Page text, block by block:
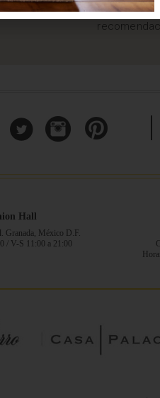
Suscríbete y recibe tips,
Hall
Granada, México D.F.
/ V-S 11:00 a 21:00